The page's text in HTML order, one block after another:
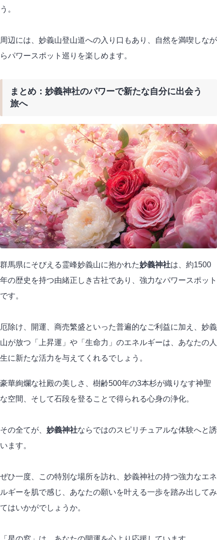
う。
周辺には、妙義山登山道への入り口もあり、自然を満喫しなが
らパワースポット巡りを楽しめます。
まとめ：妙義神社のパワーで新たな自分に出会う
旅へ
群馬県にそびえる霊峰妙義山に抱かれた妙義神社は、約1500
年の歴史を持つ由緒正しき古社であり、強力なパワースポット
です。
厄除け、開運、商売繁盛といった普遍的なご利益に加え、妙義
山が放つ「上昇運」や「生命力」のエネルギーは、あなたの人
生に新たな活力を与えてくれるでしょう。
豪華絢爛な社殿の美しさ、樹齢500年の3本杉が織りなす神聖
な空間、そして石段を登ることで得られる心身の浄化。
その全てが、 妙義神社ならではのスピリチュアルな体験へと誘
います。
ぜひ一度、この特別な場所を訪れ、妙義神社の持つ強力なエネ
ルギーを肌で感じ、あなたの願いを叶える一歩を踏み出してみ
てはいかがでしょうか。